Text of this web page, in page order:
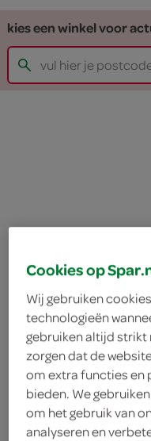
kies een winkel voor
Alte
Cookies op
Wij gebruiken
technologieën
gebruiken altijd
zorgen dat de
om extra functies en
bieden. We
om het gebruik van
analyseren en